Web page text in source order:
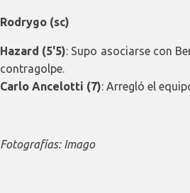
Rodrygo (sc)
Hazard (5'5): Supo asociarse con
contragolpe.
Carlo Ancelotti (7): Arregló el
Fotografías: Imago